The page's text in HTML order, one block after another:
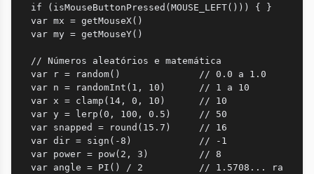
if (isMouseButtonPressed(MOUSE_LEFT())) { }
var mx = getMouseX()
var my = getMouseY()
// Números aleatórios e matemática
var r = random()              // 0.0 a 1.0
var n = randomInt(1, 10)      // 1 a 10
var x = clamp(14, 0, 10)      // 10
var y = lerp(0, 100, 0.5)     // 50
var snapped = round(15.7)     // 16
var dir = sign(-8)            // -1
var power = pow(2, 3)         // 8
var angle = PI() / 2          // 1.5708... ra